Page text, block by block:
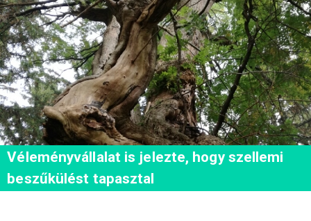
Véleményvállalat is jelezte, hogy szellemi
beszűkülést tapasztal